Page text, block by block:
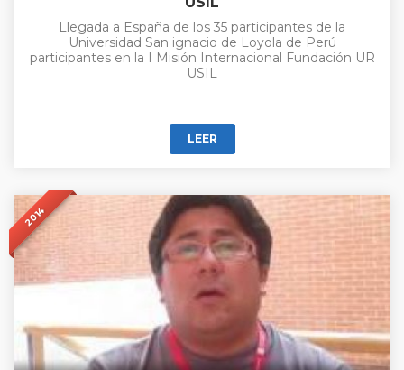
Llegada a España de los 35 participantes de la
Universidad San ignacio de Loyola de Perú
participantes en la I Misión Internacional Fundación UR
USIL
LEER
2014